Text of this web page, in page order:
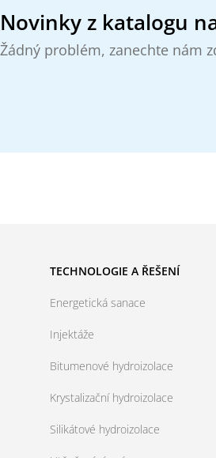
Novinky z katalogu
Žádný problém, zanechte nám
TECHNOLOGIE A ŘEŠENÍ
Energetická sanace
Injektáže
Bitumenové hydroizolace
Krystalizační hydroizolace
Silikátové hydroizolace